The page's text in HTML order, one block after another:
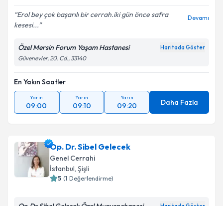
Metni 'ni okudum ve kişisel verilerimin belirtilen
kapsamda işlenmesini kabul ediyorum.
Takvim Talebini Gönder
Erol bey çok başarılı bir cerrah.iki gün önce safra
kesesi...
Devamı
Özel Mersin Forum Yaşam Hastanesi Haritada Göster
Güvenevler, 20. Cd., 33140
En Yakın Saatler
Yarın
09:00
Yarın
09:10
Yarın
09:20 Daha Fazla
Op. Dr. Sibel Gelecek
Genel Cerrahi
İstanbul, Şişli
5 (1 Değerlendirme)